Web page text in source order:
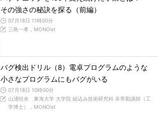
その強さの秘訣を探る（前編）
07月18日 11時00分
三島一孝，MONOist
バグ検出ドリル（8）電卓プログラムのような
小さなプログラムにもバグがいる
07月18日 10時00分
山浦恒央 東海大学 大学院 組込み技術研究科 非常勤講師（工
学博士），MONOist